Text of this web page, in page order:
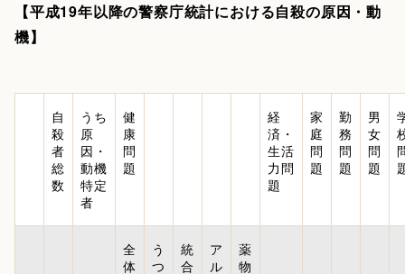
【平成19年以降の警察庁統計における自殺の原因・動
機】
自
殺
者
総
数
うち
原
因・
動機
特定
者
健
康
問
題
経
済・
生活
力問
題
家
庭
問
題
勤
務
問
題
男
女
問
題
全
体
う
つ
統
合
ア
ル
薬
物